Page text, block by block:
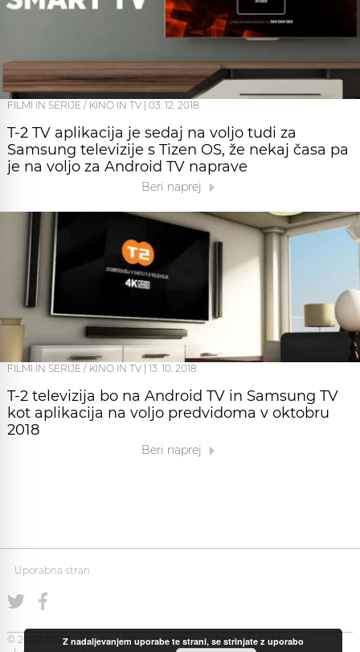
FILMI IN SERIJE / KINO IN TV | 03. 12. 2018
T-2 TV aplikacija je sedaj na voljo tudi za
Samsung televizije s Tizen OS, že nekaj časa pa
je na voljo za Android TV naprave
Beri naprej
FILMI IN SERIJE / KINO IN TV 13. 10. 2018
T-2 televizija bo na Android TV in Samsung TV
kot aplikacija na voljo predvidoma v oktobru
2018
Beri naprej
Uporabna stran
© 2008-2026 Uporabna Stran gostuje naZabec.net
Piškotki
Z nadaljevanjem uporabe te strani, se strinjate z uporabo